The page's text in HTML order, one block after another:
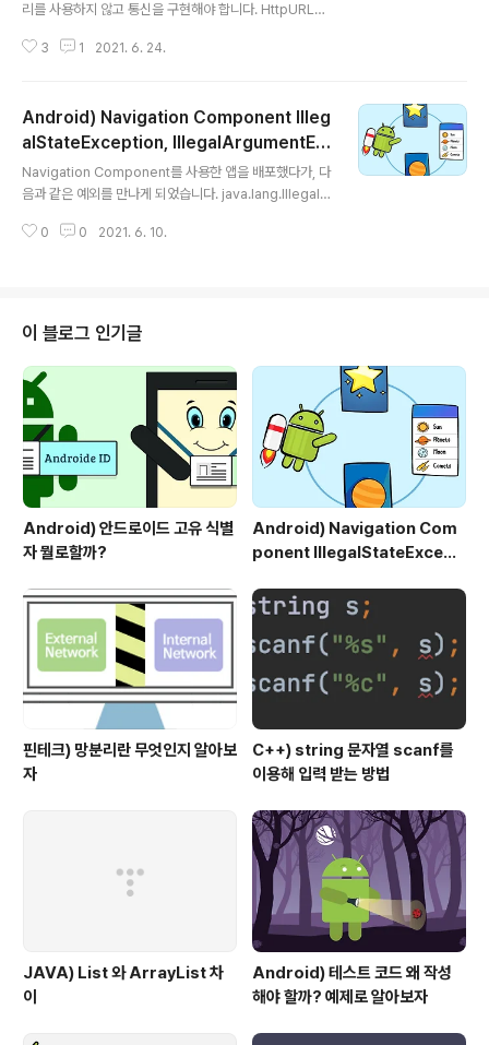
리를 사용하지 않고 통신을 구현해야 합니다. HttpURLC
HTTP 통신과 Socket 통신이 있습니다. HTTP 통신은
은 URL 접속을 통해 데이터를 읽어오는 방법입니다. 안드
로이드의 특성상 외부 DB에 직접 접근할 수가 없도록 되어
있어 중간 매개체인 WEB을 활용해야 합니다. Caution 그
런 다음 바로 위의 loadImage 함수를 사용하여 bitmap
을 적용하면 아래와 같은 에러가 발생합니다. 이유는 IO 작
업을 한 동일한 스레드에서 바로 UI..
3 1 2021. 6. 24.
Android) Navigation Component Illeg
alStateException, IllegalArgumentEx
ception 예외
Navigation Component를 사용한 앱을 배포했다가, 다
음과 같은 예외를 만나게 되었습니다. java.lang.IllegalS
ion... 일단 검색을 해본 결과 navigate()를 빠르게 2번 호
전역 action으로 바꾸는 것입니다. (저는 이 방법이 통하지
않았습니다.) 2. RxJava의 debounce 오퍼레이터 이용
하여 중복된 이벤트 방지하기 중복 클릭을 예방하기 위해
debounce 오퍼레이터를 사용하는..
0 0 2021. 6. 10.
이 블로그 인기글
Android) 안드로이드 고유 식별
자 뭘로할까?
Android) Navigation Com
ponent IllegalStateExcepti
tion 예외
핀테크) 망분리란 무엇인지 알아보
자
C++) string 문자열 scanf를
이용해 입력 받는 방법
JAVA) List 와 ArrayList 차
이
Android) 테스트 코드 왜 작성
해야 할까? 예제로 알아보자